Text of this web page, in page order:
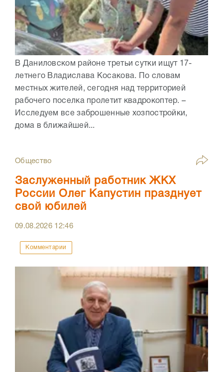
В Даниловском районе третьи сутки ищут 17-
летнего Владислава Косакова. По словам
местных жителей, сегодня над территорией
рабочего поселка пролетит квадрокоптер. –
Исследуем все заброшенные хозпостройки,
дома в ближайшей...
Общество
Заслуженный работник ЖКХ
России Олег Капустин празднует
свой юбилей
09.08.2026 12:46
Комментарии